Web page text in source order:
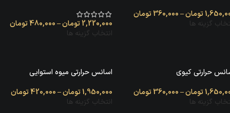
تومان–
360,000تومان
گزینه ها 2,220,000تومان–
480,000تومان
انتخاب گزینه ها
حرارتی کیوی
تومان–
360,000تومان
گزینه ها
اسانس حرارتی میوه استوایی
1,950,000تومان–
420,000تومان
انتخاب گزینه ها